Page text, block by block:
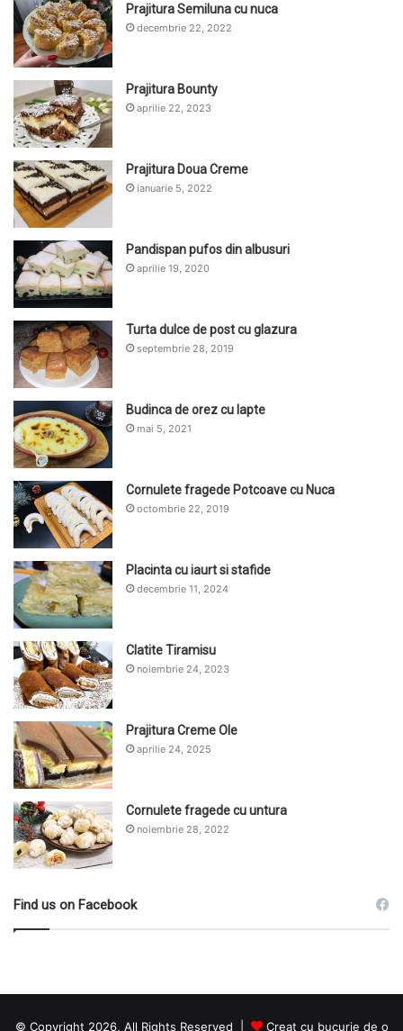
Prajitura Semiluna cu nuca
decembrie 22, 2022
Prajitura Bounty
aprilie 22, 2023
Prajitura Doua Creme
ianuarie 5, 2022
Pandispan pufos din albusuri
aprilie 19, 2020
Turta dulce de post cu glazura
septembrie 28, 2019
Budinca de orez cu lapte
mai 5, 2021
Cornulete fragede Potcoave cu Nuca
octombrie 22, 2019
Placinta cu iaurt si stafide
decembrie 11, 2024
Clatite Tiramisu
noiembrie 24, 2023
Prajitura Creme Ole
aprilie 24, 2025
Cornulete fragede cu untura
noiembrie 28, 2022
Find us on Facebook
© Copyright 2026, All Rights Reserved | Creat cu bucurie de o